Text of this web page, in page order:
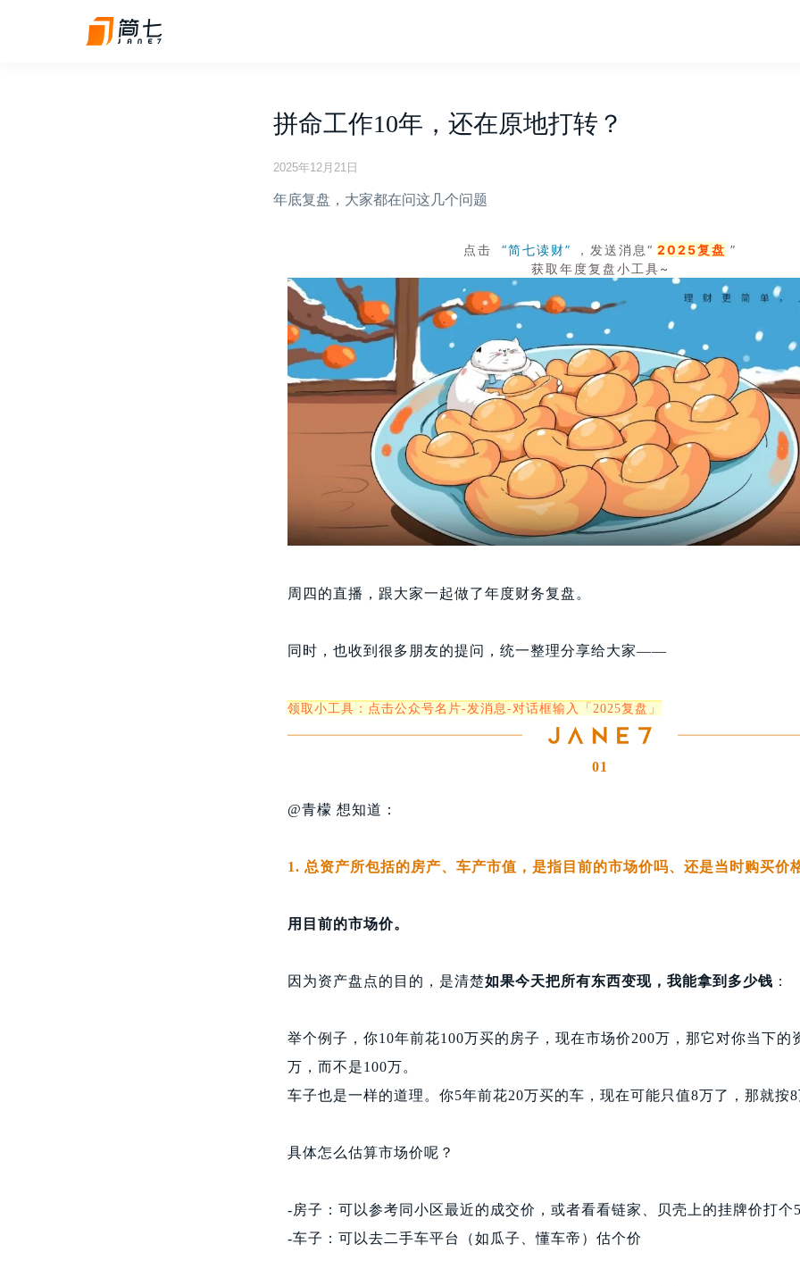
拼命工作10年，还在原地打转？
2025年12月21日
年底复盘，大家都在问这几个问题
点击 “简七读财” ，发送消息“ 2025复盘 ”
获取年度复盘小工具~
周四的直播，跟大家一起做了年度财务复盘。
同时，也收到很多朋友的提问，统一整理分享给大家——
领取小工具：点击公众号名片-发消息-对话框输入「2025复盘」
01
@青檬 想知道：
1. 总资产所包括的房产、车产市值，是指目前的市场价吗、还是当时购买价
用目前的市场价。
因为资产盘点的目的，是清楚如果今天把所有东西变现，我能拿到多少钱 ：
举个例子，你10年前花100万买的房子，现在市场价200万，那它对你当下的
万，而不是100万。
车子也是一样的道理。你5年前花20万买的车，现在可能只值8万了，那就按
具体怎么估算市场价呢？
-房子：可以参考同小区最近的成交价，或者看看链家、贝壳上的挂牌价打个
-车子：可以去二手车平台（如瓜子、懂车帝）估个价